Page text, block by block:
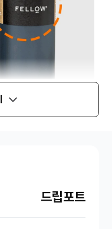
드립포트